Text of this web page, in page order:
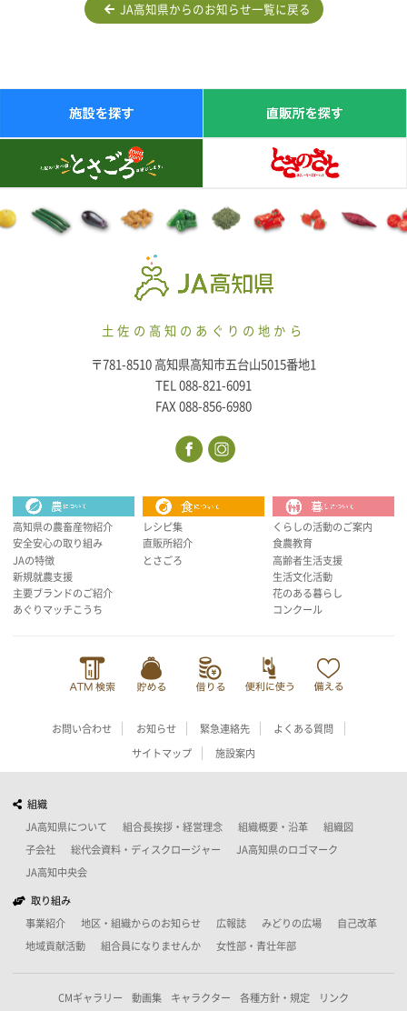
JA高知県からのお知らせ一覧に戻る
土佐の高知のあぐりの地から
〒781-8510 高知県高知市五台山5015番地1
TEL 088-821-6091
FAX 088-856-6980
高知県の農畜産物紹介
安全安心の取り組み
JAの特徴
新規就農支援
主要ブランドのご紹介
あぐりマッチこうち
レシピ集
直販所紹介
とさごろ
くらしの活動のご案内
食農教育
高齢者生活支援
生活文化活動
花のある暮らし
コンクール
お問い合わせ お知らせ 緊急連絡先 よくある質問
サイトマップ 施設案内
組織
JA高知県について 組合長挨拶・経営理念 組織概要・沿革 組織図
子会社 総代会資料・ディスクロージャー JA高知県のロゴマーク
JA高知中央会
取り組み
事業紹介 地区・組織からのお知らせ 広報誌 みどりの広場 自己改革
地域貢献活動 組合員になりませんか 女性部・青壮年部
CMギャラリー 動画集 キャラクター 各種方針・規定 リンク